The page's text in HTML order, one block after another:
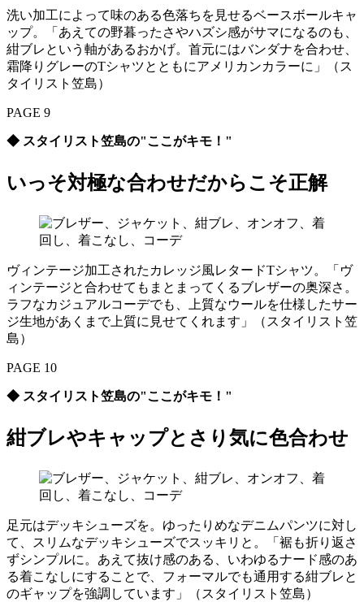
洗い加工によって味のある色落ちを見せるベースボールキャ
ップ。「あえての野暮ったさやハズシ感がサマになるのも、
紺ブレという軸があるおかげ。首元にはバンダナを合わせ、
霜降りグレーのTシャツとともにアメリカンカラーに」（ス
タイリスト笠島）
PAGE 9
◆ スタイリスト笠島の"ここがキモ！"
いっそ対極な合わせだからこそ正解
ヴィンテージ加工されたカレッジ風レタードTシャツ。「ヴ
ィンテージと合わせてもまとまってくるブレザーの奥深さ。
ラフなカジュアルコーデでも、上質なウールを仕様したサー
ジ生地があくまで上質に見せてくれます」（スタイリスト笠
島）
PAGE 10
◆ スタイリスト笠島の"ここがキモ！"
紺ブレやキャップとさり気に色合わせ
足元はデッキシューズを。ゆったりめなデニムパンツに対し
て、スリムなデッキシューズでスッキリと。「裾も折り返さ
ずシンプルに。あえて抜け感のある、いわゆるナード感のあ
る着こなしにすることで、フォーマルでも通用する紺ブレと
のギャップを強調しています」（スタイリスト笠島）